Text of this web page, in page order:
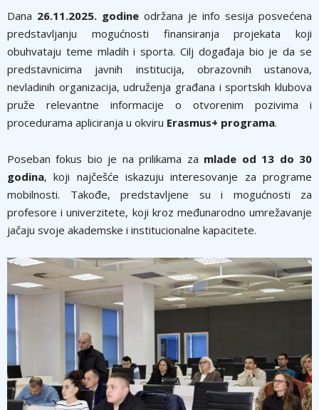
Dana 26.11.2025. godine održana je info sesija posvećena
predstavljanju mogućnosti finansiranja projekata koji
obuhvataju teme mladih i sporta. Cilj događaja bio je da se
predstavnicima javnih institucija, obrazovnih ustanova,
nevladinih organizacija, udruženja građana i sportskih klubova
pruže relevantne informacije o otvorenim pozivima i
procedurama apliciranja u okviru Erasmus+ programa.
Poseban fokus bio je na prilikama za mlade od 13 do 30
godina, koji najčešće iskazuju interesovanje za programe
mobilnosti. Takođe, predstavljene su i mogućnosti za
profesore i univerzitete, koji kroz međunarodno umrežavanje
jačaju svoje akademske i institucionalne kapacitete.